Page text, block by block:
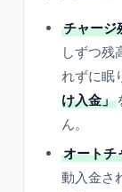
チャージ
しずつ残
れずに眠
け入金」
ん。
オートチ
動入金さ